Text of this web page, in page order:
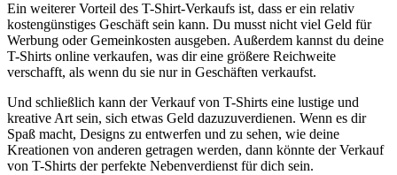
Ein weiterer Vorteil des T-Shirt-Verkaufs ist, dass er ein relativ
kostengünstiges Geschäft sein kann. Du musst nicht viel Geld für
Werbung oder Gemeinkosten ausgeben. Außerdem kannst du deine
T-Shirts online verkaufen, was dir eine größere Reichweite
verschafft, als wenn du sie nur in Geschäften verkaufst.
Und schließlich kann der Verkauf von T-Shirts eine lustige und
kreative Art sein, sich etwas Geld dazuzuverdienen. Wenn es dir
Spaß macht, Designs zu entwerfen und zu sehen, wie deine
Kreationen von anderen getragen werden, dann könnte der Verkauf
von T-Shirts der perfekte Nebenverdienst für dich sein.